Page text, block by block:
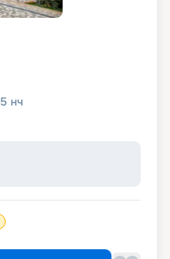
5 нч